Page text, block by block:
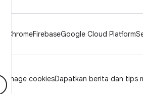
ChromeFirebaseGoogle Cloud Platform
Manage cookiesDapatkan berita dan tips